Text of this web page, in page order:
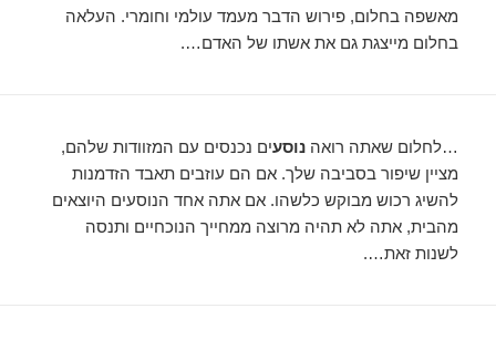
מאשפה בחלום, פירוש הדבר מעמד עולמי וחומרי. העלאה
בחלום מייצגת גם את אשתו של האדם….
…לחלום שאתה רואהנוסעים נכנסים עם המזוודות שלהם,
מציין שיפור בסביבה שלך. אם הם עוזבים תאבד הזדמנות
להשיג רכוש מבוקש כלשהו. אם אתה אחד הנוסעים היוצאים
מהבית, אתה לא תהיה מרוצה ממחייך הנוכחיים ותנסה
לשנות זאת….